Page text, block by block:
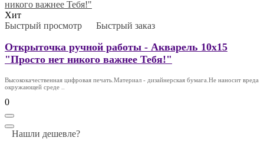
Хит
Быстрый просмотр
Быстрый заказ
Открыточка ручной работы - Акварель 10х15
"Просто нет никого важнее Тебя!"
Высококачественная цифровая печать.Материал - дизайнерская бумага.Не наносит вреда
окружающей среде ..
0
Нашли дешевле?